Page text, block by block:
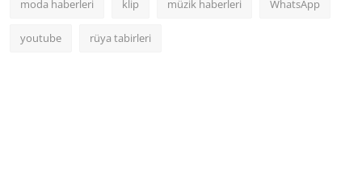
moda haberleri klip müzik haberleri WhatsApp
youtube rüya tabirleri